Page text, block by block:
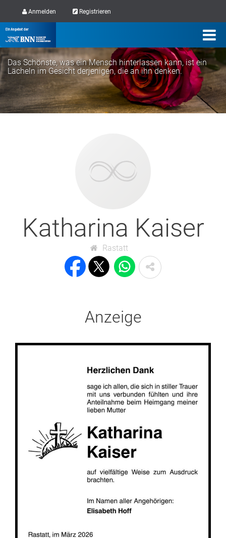
Anmelden Registrieren
Das Schönste, was ein Mensch hinterlassen kann, ist ein
Lächeln im Gesicht derjenigen, die an ihn denken.
Katharina Kaiser
Rastatt
Anzeige